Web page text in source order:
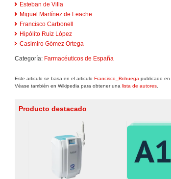
Esteban de Villa
Miguel Martínez de Leache
Francisco Carbonell
Hipólito Ruiz López
Casimiro Gómez Ortega
Categoría: Farmacéuticos de España
Este articulo se basa en el articulo Francisco_Brihuega publicado en
Véase también en Wikipedia para obtener una lista de autores
Producto destacado